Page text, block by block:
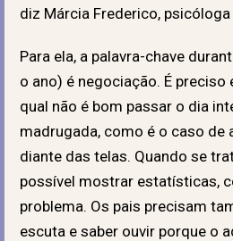
diz Márcia Frederico, psicóloga
Para ela, a palavra-chave
o ano) é negociação. É
qual não é bom passar o dia
madrugada, como é o caso de
diante das telas. Quando se
possível mostrar estatísticas,
problema. Os pais precisam
escuta e saber ouvir porque o